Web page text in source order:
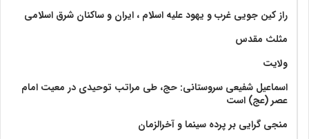
راز کین جویی غرب و یهود علیه اسلام ، ایران و ساکنان شرق اسلامی
مثلث مقدس
ولايت‏
اسماعیل شفیعی سروستانی: حج، طی مراتب توحیدی در معیت امام
عصر (عج) است
منجی گرایی بر پرده سینما و آخرالزمان